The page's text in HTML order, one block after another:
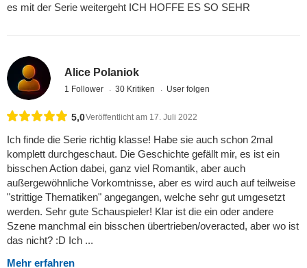
es mit der Serie weitergeht ICH HOFFE ES SO SEHR
Alice Polaniok
1 Follower 30 Kritiken User folgen
5,0Veröffentlicht am 17. Juli 2022
Ich finde die Serie richtig klasse! Habe sie auch schon 2mal
komplett durchgeschaut. Die Geschichte gefällt mir, es ist ein
bisschen Action dabei, ganz viel Romantik, aber auch
außergewöhnliche Vorkomtnisse, aber es wird auch auf teilweise
"strittige Thematiken" angegangen, welche sehr gut umgesetzt
werden. Sehr gute Schauspieler! Klar ist die ein oder andere
Szene manchmal ein bisschen übertrieben/overacted, aber wo ist
das nicht? :D Ich ...
Mehr erfahren